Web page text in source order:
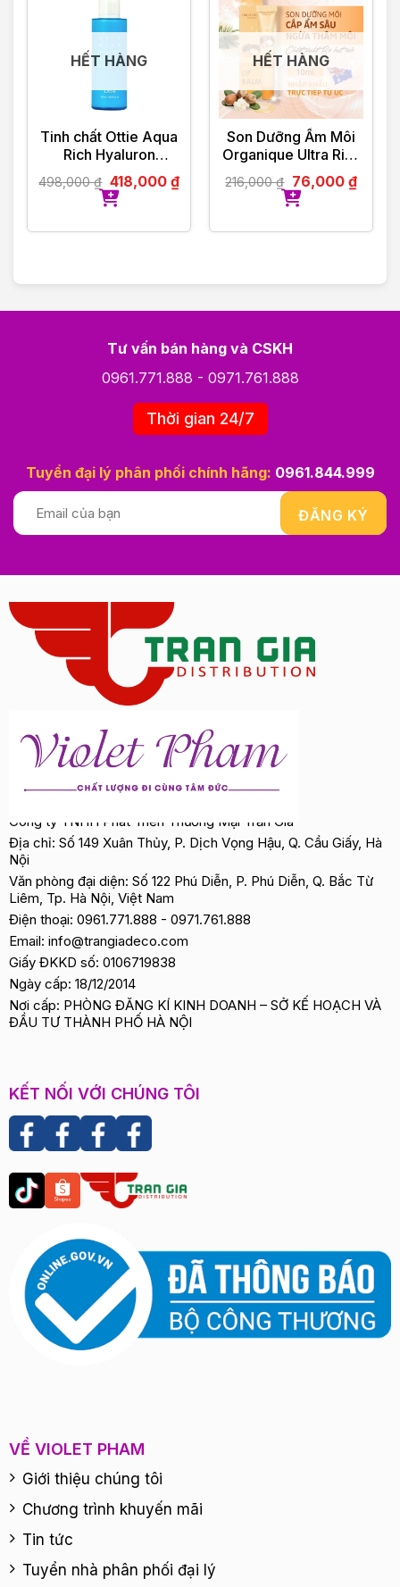
HẾT HÀNG
Tinh chất Ottie Aqua
Rich Hyaluron
Essence Lotion
120ml
498,000₫ 418,000 ₫
HẾT HÀNG
Son Dưỡng Ẩm Môi
Organique Ultra Rich
Lip Balm 10ml
216,000₫ 76,000 ₫
Tư vấn bán hàng và CSKH
0961.771.888 - 0971.761.888
Thời gian 24/7
Tuyển đại lý phân phối chính hãng: 0961.844.999
Công ty TNHH Phát Triển Thương Mại Trần Gia
Địa chỉ: Số 149 Xuân Thủy, P. Dịch Vọng Hậu, Q. Cầu Giấy, Hà
Nội
Văn phòng đại diện: Số 122 Phú Diễn, P. Phú Diễn, Q. Bắc Từ
Liêm, Tp. Hà Nội, Việt Nam
Điện thoại: 0961.771.888 - 0971.761.888
Email: info@trangiadeco.com
Giấy ĐKKD số: 0106719838
Ngày cấp: 18/12/2014
Nơi cấp: PHÒNG ĐĂNG KÍ KINH DOANH – SỞ KẾ HOẠCH VÀ
ĐẦU TƯ THÀNH PHỐ HÀ NỘI
KẾT NỐI VỚI CHÚNG TÔI
VỀ VIOLET PHAM
Giới thiệu chúng tôi
Chương trình khuyến mãi
Tin tức
Tuyển nhà phân phối đại lý